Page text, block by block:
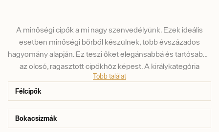
A minőségi cipők a mi nagy szenvedélyünk. Ezek ideális
esetben minőségi bőrből készülnek, több évszázados
hagyomány alapján. Ez teszi őket elegánsabbá és tartósabbá
az olcsó, ragasztott cipőkhöz képest. A királykategória
természetesen az úgynevezett keretes, vagy Goodyear
Welted csizma, amelyek a szélesebb patkónak
köszönhetően rendkívül kényelmesek. A szezonális
kollekciók részeként nemcsak formális modellekből, hanem
szabadidős tornacipőkből is válogatunk.
Több találat
Félcipők
Bokacsizmák